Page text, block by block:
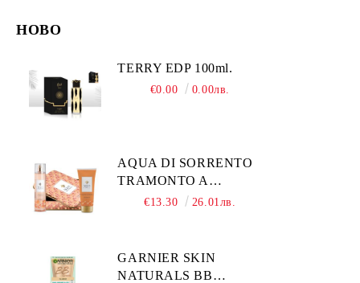
НОВО
TERRY EDP 100ml.
€0.00 0.00лв.
AQUA DI SORRENTO
TRAMONTO A
POSITANO
245МЛ + ДУШ ГЕЛ
200МЛ МЕТАЛНА
€13.30 26.01лв.
GARNIER SKIN
NATURALS BB